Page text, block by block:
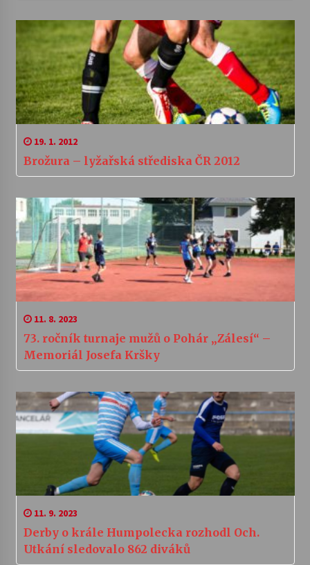
19. 1. 2012
Brožura – lyžařská střediska ČR 2012
11. 8. 2023
73. ročník turnaje mužů o Pohár „Zálesí“ –
Memoriál Josefa Kršky
11. 9. 2023
Derby o krále Humpolecka rozhodl Och.
Utkání sledovalo 862 diváků